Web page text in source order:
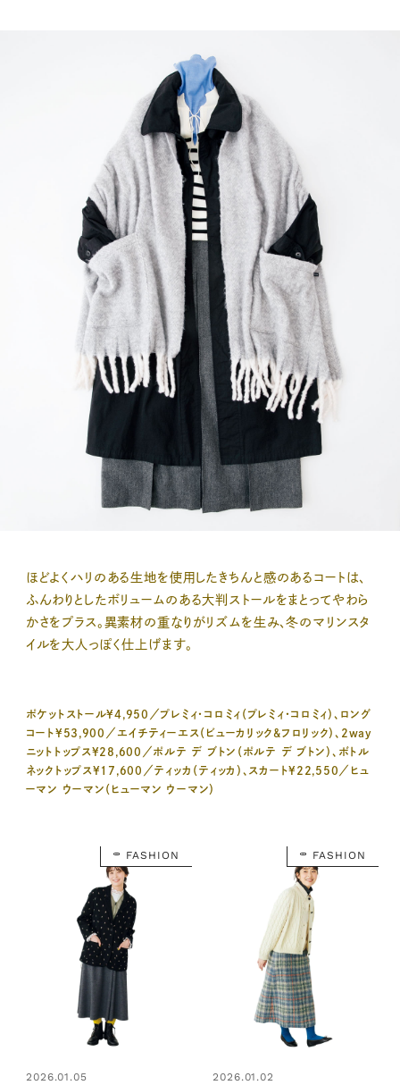
ほどよくハリのある生地を使用したきちんと感のあるコートは、
ふんわりとしたボリュームのある大判ストールをまとってやわら
かさをプラス。異素材の重なりがリズムを生み、冬のマリンスタ
イルを大人っぽく仕上げます。
ポケットストール¥4,950／プレミィ・コロミィ（プレミィ・コロミィ）、ロング
コート¥53,900／エイチティーエス（ビューカリック&フロリック）、2way
ニットトップス¥28,600／ポルテ デ ブトン（ポルテ デ ブトン）、ボトル
ネックトップス¥17,600／ティッカ（ティッカ）、スカート¥22,550／ヒュ
ーマン ウーマン（ヒューマン ウーマン）
FASHION
2026.01.05
FASHION
2026.01.02